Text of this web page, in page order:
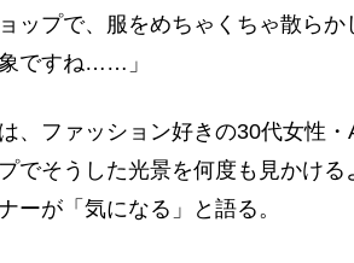
ョップで、服をめちゃくちゃ散ら
ですね……」
、ファッション好きの30代女性・
でそうした光景を何度も見かけ
ーが「気になる」と語る。